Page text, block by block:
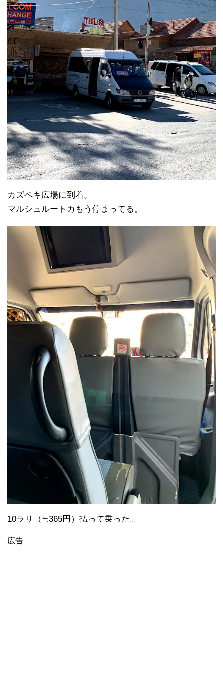
カズベキ広場に到着。
マルシュルートカもう停まってる。
10ラリ（≒365円）払って乗った。
広告